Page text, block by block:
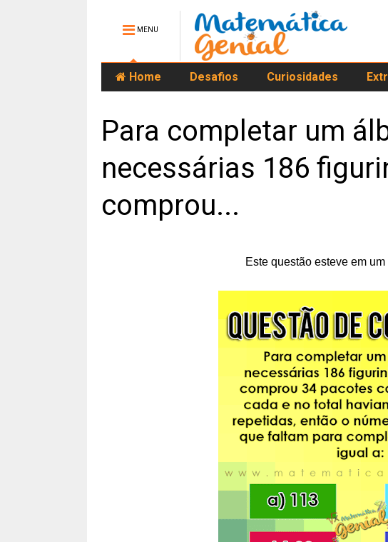
MENU
Home Desafios Curiosidades
Para completar um
necessárias 186
comprou...
Este questão esteve em